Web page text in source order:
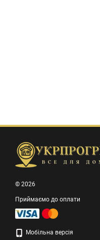
© 2026
Приймаємо до оплати
Мобільна версія